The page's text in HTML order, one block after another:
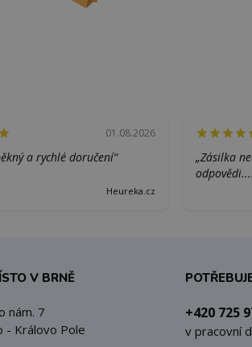
01.08.2026
a rychlé doručení“
Heureka.cz
„Zásilka
V BRNĚ
nám. 7
- Královo Pole
+420 725
v pracovní